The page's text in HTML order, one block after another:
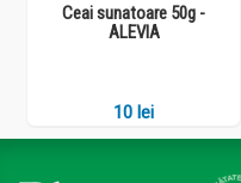
Ceai sunatoare 50g -
ALEVIA
10 lei